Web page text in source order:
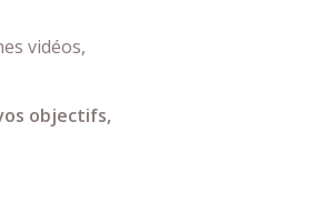
vidéos,
objectifs,